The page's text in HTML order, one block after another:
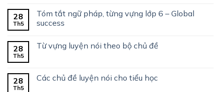
28
Th5
Tóm tắt ngữ pháp, từng vựng lớp 6 – Global
success
28
Th5
Từ vựng luyện nói theo bộ chủ đề
28
Th5
Các chủ đề luyện nói cho tiểu học